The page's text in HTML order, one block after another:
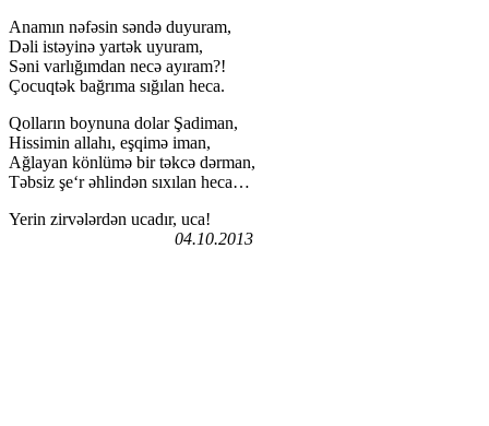
Anamın nəfəsin səndə duyuram,
Dəli istəyinə yartək uyuram,
Səni varlığımdan necə ayıram?!
Çocuqtək bağrıma sığılan heca.
Qolların boynuna dolar Şadiman,
Hissimin allahı, eşqimə iman,
Ağlayan könlümə bir təkcə dərman,
Təbsiz şe‘r əhlindən sıxılan heca…
Yerin zirvələrdən ucadır, uca!
04.10.2013